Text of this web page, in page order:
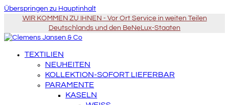
Überspringen zu Hauptinhalt
WIR KOMMEN ZU IHNEN - Vor Ort Service in weiten Teilen
Deutschlands und den BeNeLux-Staaten
TEXTILIEN
NEUHEITEN
KOLLEKTION-SOFORT LIEFERBAR
PARAMENTE
KASELN